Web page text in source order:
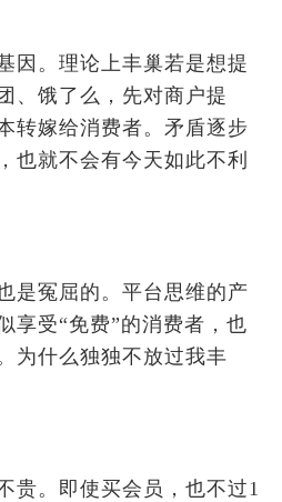
因。理论上丰巢若是想提
、饿了么，先对商户提
转嫁给消费者。矛盾逐步
也就不会有今天如此不利
是冤屈的。平台思维的产
享受“免费”的消费者，也
为什么独独不放过我丰
贵。即使买会员，也不过1